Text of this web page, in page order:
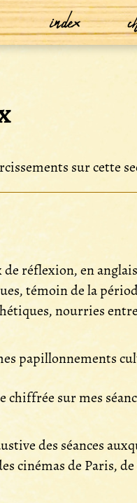
index
sur cette
réflexion, en
témoin de la
nourries
papillonnements
chiffrée sur mes
des séances
cinémas de Paris, de